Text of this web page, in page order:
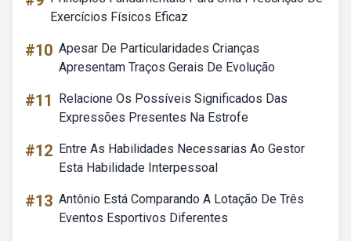
Exercícios Físicos Eficaz
#10 Apesar De Particularidades Crianças
Apresentam Traços Gerais De Evolução
#11
Relacione Os Possíveis Significados Das
Expressões Presentes Na Estrofe
#12 Entre As Habilidades Necessarias Ao Gestor
Esta Habilidade Interpessoal
#13 Antônio Está Comparando A Lotação De Três
Eventos Esportivos Diferentes